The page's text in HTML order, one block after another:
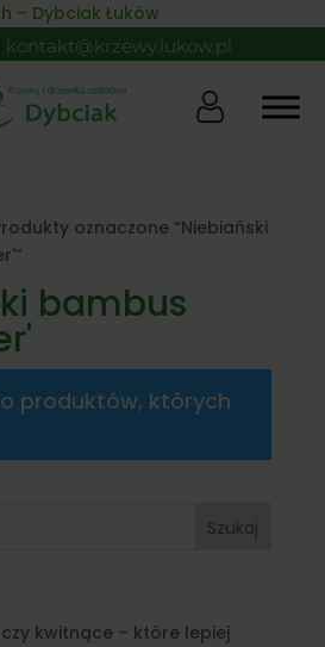
– Dybciak Łuków
kontakt@krzewy.lukow.pl
oznaczone “Niebiański
bambus
produktów, których
Szukaj
kwitnące – które lepiej